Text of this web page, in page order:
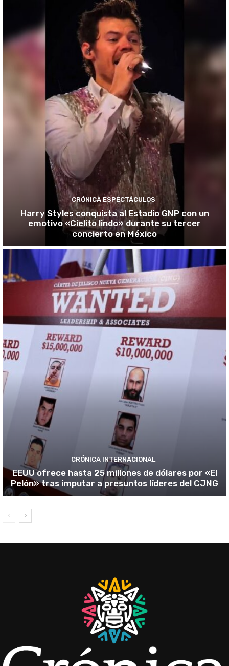
CRÓNICA ESPECTÁCULOS
Harry Styles conquista al Estadio GNP con un
emotivo «Cielito lindo» durante su tercer
concierto en México
CRÓNICA INTERNACIONAL
EEUU ofrece hasta 25 millones de dólares por «El
Pelón» tras imputar a presuntos líderes del CJNG